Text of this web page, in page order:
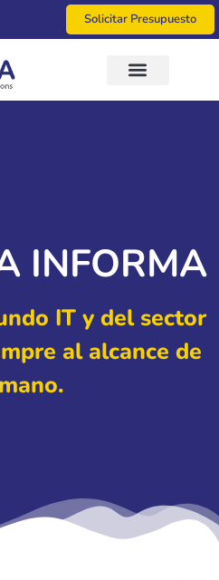
Solicitar Presupuesto
INFORMA
IT y del sector
al alcance de